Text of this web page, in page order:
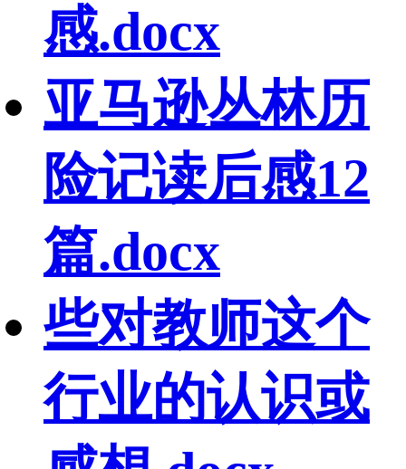
感.docx
亚马逊丛林历
险记读后感12
篇.docx
些对教师这个
行业的认识或